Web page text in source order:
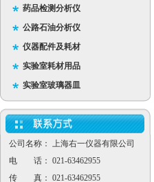
药品检测分析仪
公路石油分析仪
仪器配件及耗材
实验室耗材用品
实验室玻璃器皿
公司名称： 上海右一仪器有限公司
电 话： 021-63462955
传 真： 021-63462955